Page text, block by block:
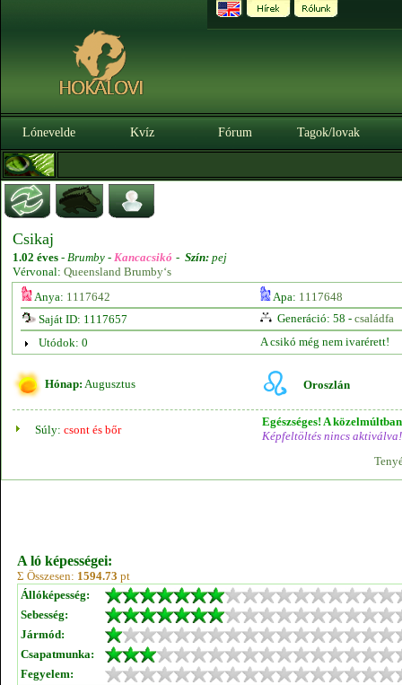
Lónevelde Kvíz Fórum Tagok/lovak
Csikaj
1.02 éves - Brumby - Kancacsikó - Szín: pej
Vérvonal: Queensland Brumby‘s
Anya: 1117642 Apa: 1117648
Saját ID: 1117657
Generáció: 58 - családfa
Utódok: 0
A csikó még nem ivarérett!
Hónap: Augusztus Oroszlán
Súly: csont és bőr
Egészséges! A
Képfeltöltés nincs aktiválva!
A ló képességei:
Σ Összesen: 1594.73 pt
Állóképesség:
Sebesség:
Jármód:
Csapatmunka:
Fegyelem: